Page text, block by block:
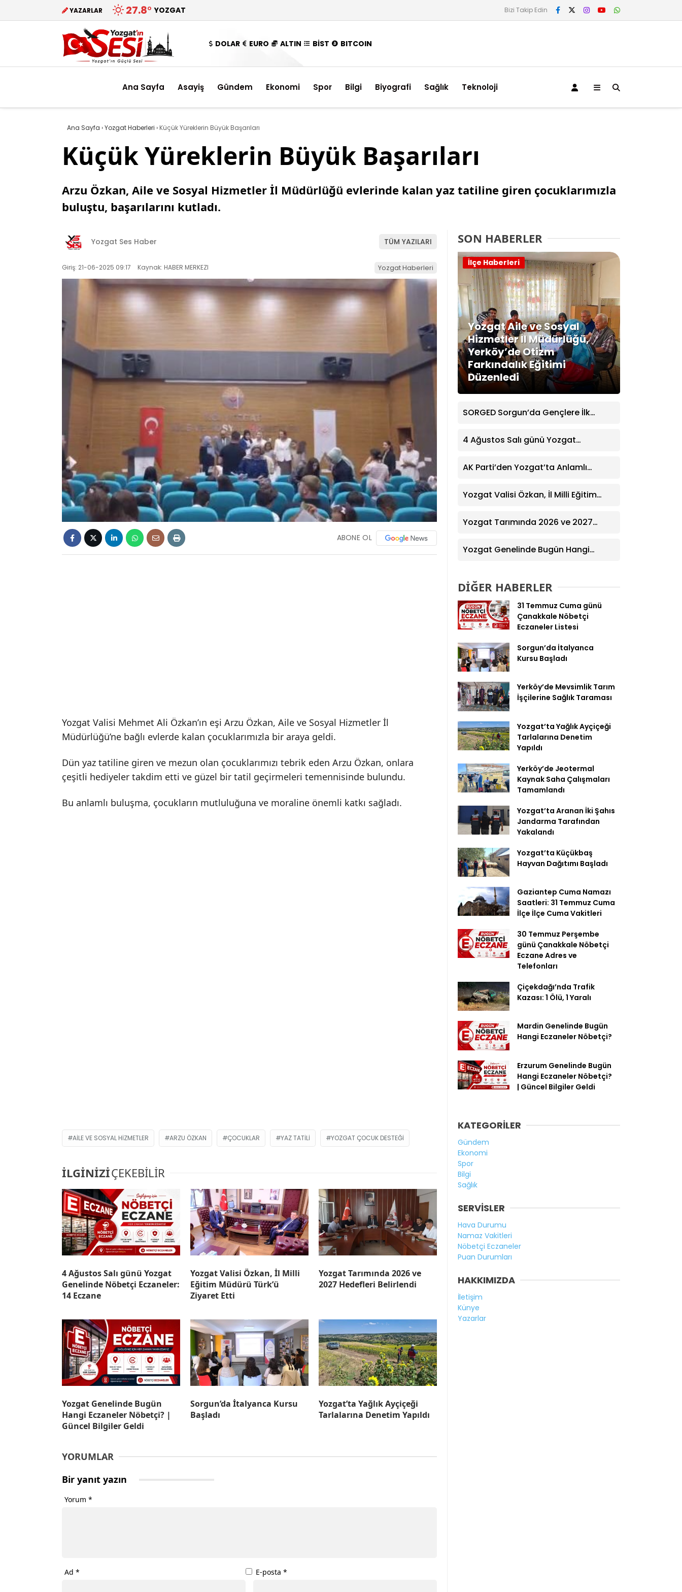
YAZARLAR 27.8° YOZGAT Bizi Takip Edin
DOLAR EURO ALTIN BİST BITCOIN
Ana Sayfa Asayiş Gündem Ekonomi Spor Bilgi Biyografi Sağlık Teknoloji
Ana Sayfa ›Yozgat Haberleri › Küçük Yüreklerin Büyük Başarıları
Küçük Yüreklerin Büyük Başarıları
Arzu Özkan, Aile ve Sosyal Hizmetler İl Müdürlüğü evlerinde kalan yaz tatiline giren çocuklarımızla
buluştu, başarılarını kutladı.
Yozgat Ses Haber TÜM YAZILARI
Giriş: 21-06-2025 09:17 Kaynak: HABER MERKEZI Yozgat Haberleri
ABONE OL
Yozgat Valisi Mehmet Ali Özkan’ın eşi Arzu Özkan, Aile ve Sosyal Hizmetler İl
Müdürlüğü’ne bağlı evlerde kalan çocuklarımızla bir araya geldi.
Dün yaz tatiline giren ve mezun olan çocuklarımızı tebrik eden Arzu Özkan, onlara
çeşitli hediyeler takdim etti ve güzel bir tatil geçirmeleri temennisinde bulundu.
Bu anlamlı buluşma, çocukların mutluluğuna ve moraline önemli katkı sağladı.
AILE VE SOSYAL HIZMETLER ARZU ÖZKAN ÇOCUKLAR YAZ TATILI YOZGAT ÇOCUK DESTEĞI
İLGİNİZİÇEKEBİLİR
4 Ağustos Salı günü Yozgat
Genelinde Nöbetçi Eczaneler:
14 Eczane
Yozgat Valisi Özkan, İl Milli
Eğitim Müdürü Türk’ü
Ziyaret Etti
Yozgat Tarımında 2026 ve
2027 Hedefleri Belirlendi
Yozgat Genelinde Bugün
Hangi Eczaneler Nöbetçi? |
Güncel Bilgiler Geldi
Sorgun’da İtalyanca Kursu
Başladı
Yozgat’ta Yağlık Ayçiçeği
Tarlalarına Denetim Yapıldı
YORUMLAR
Bir yanıt yazın
Yorum *
Ad * E-posta *
SON HABERLER
Yozgat Aile ve Sosyal
Hizmetler İl Müdürlüğü,
Yerköy’de Otizm
Farkındalık Eğitimi
Düzenledi
İlçe Haberleri
SORGED Sorgun’da Gençlere İlk
4 Ağustos Salı günü Yozgat
Eczane
AK Parti’den Yozgat’ta Anlamlı
Dernek Üyeleriyle Buluştu
Yozgat Valisi Özkan, İl Milli Eğitim
Yozgat Tarımında 2026 ve 2027
Yozgat Genelinde Bugün Hangi
DİĞER HABERLER
31 Temmuz Cuma günü
Çanakkale Nöbetçi
Eczaneler Listesi
Sorgun’da İtalyanca
Kursu Başladı
Yerköy’de Mevsimlik Tarım
İşçilerine Sağlık Taraması
Yozgat’ta Yağlık Ayçiçeği
Tarlalarına Denetim
Yapıldı
Yerköy’de Jeotermal
Kaynak Saha Çalışmaları
Tamamlandı
Yozgat’ta Aranan İki Şahıs
Jandarma Tarafından
Yakalandı
Yozgat’ta Küçükbaş
Hayvan Dağıtımı Başladı
Gaziantep Cuma Namazı
Saatleri: 31 Temmuz Cuma
İlçe İlçe Cuma Vakitleri
30 Temmuz Perşembe
günü Çanakkale Nöbetçi
Eczane Adres ve
Telefonları
Çiçekdağı’nda Trafik
Kazası: 1 Ölü, 1 Yaralı
Mardin Genelinde Bugün
Hangi Eczaneler Nöbetçi?
Erzurum Genelinde Bugün
Hangi Eczaneler Nöbetçi?
| Güncel Bilgiler Geldi
KATEGORİLER
Gündem
Ekonomi
Spor
Bilgi
Sağlık
SERVİSLER
Hava Durumu
Namaz Vakitleri
Nöbetçi Eczaneler
Puan Durumları
HAKKIMIZDA
İletişim
Künye
Yazarlar